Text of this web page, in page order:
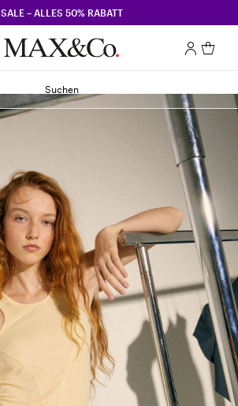
SALE – ALLES 50% RABATT
Suchen